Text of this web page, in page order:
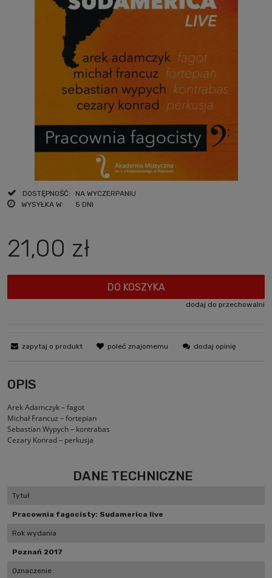
DOSTĘPNOŚĆ:
NA WYCZERPANIU
WYSYŁKA W:
5 DNI
21,00 zł
DO KOSZYKA
dodaj do przechowalni
zapytaj o produkt poleć znajomemu dodaj opinię
OPIS
Arek Adamczyk – fagot
Michał Francuz – fortepian
Sebastian Wypych – kontrabas
Cezary Konrad – perkusja
DANE TECHNICZNE
Tytuł
Pracownia fagocisty: Sudamerica live
Rok wydania
Poznań 2017
Oznaczenie